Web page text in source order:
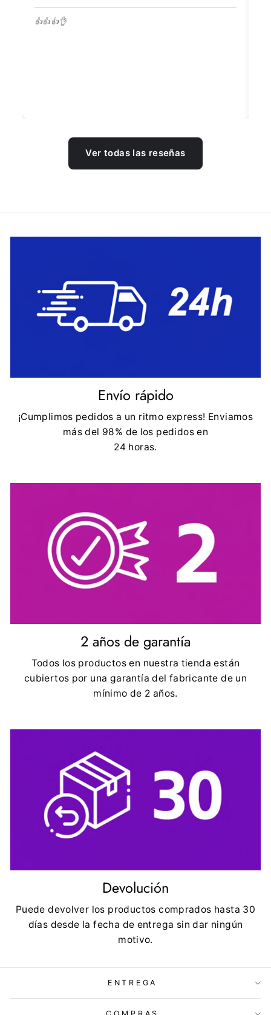
👍👍👍👌
Ver todas las reseñas
Envío rápido
¡Cumplimos pedidos a un ritmo express! Enviamos
más del 98% de los pedidos en
24 horas.
2 años de garantía
Todos los productos en nuestra tienda están
cubiertos por una garantía del fabricante de un
mínimo de 2 años.
Devolución
Puede devolver los productos comprados hasta 30
días desde la fecha de entrega sin dar ningún
motivo.
ENTREGA